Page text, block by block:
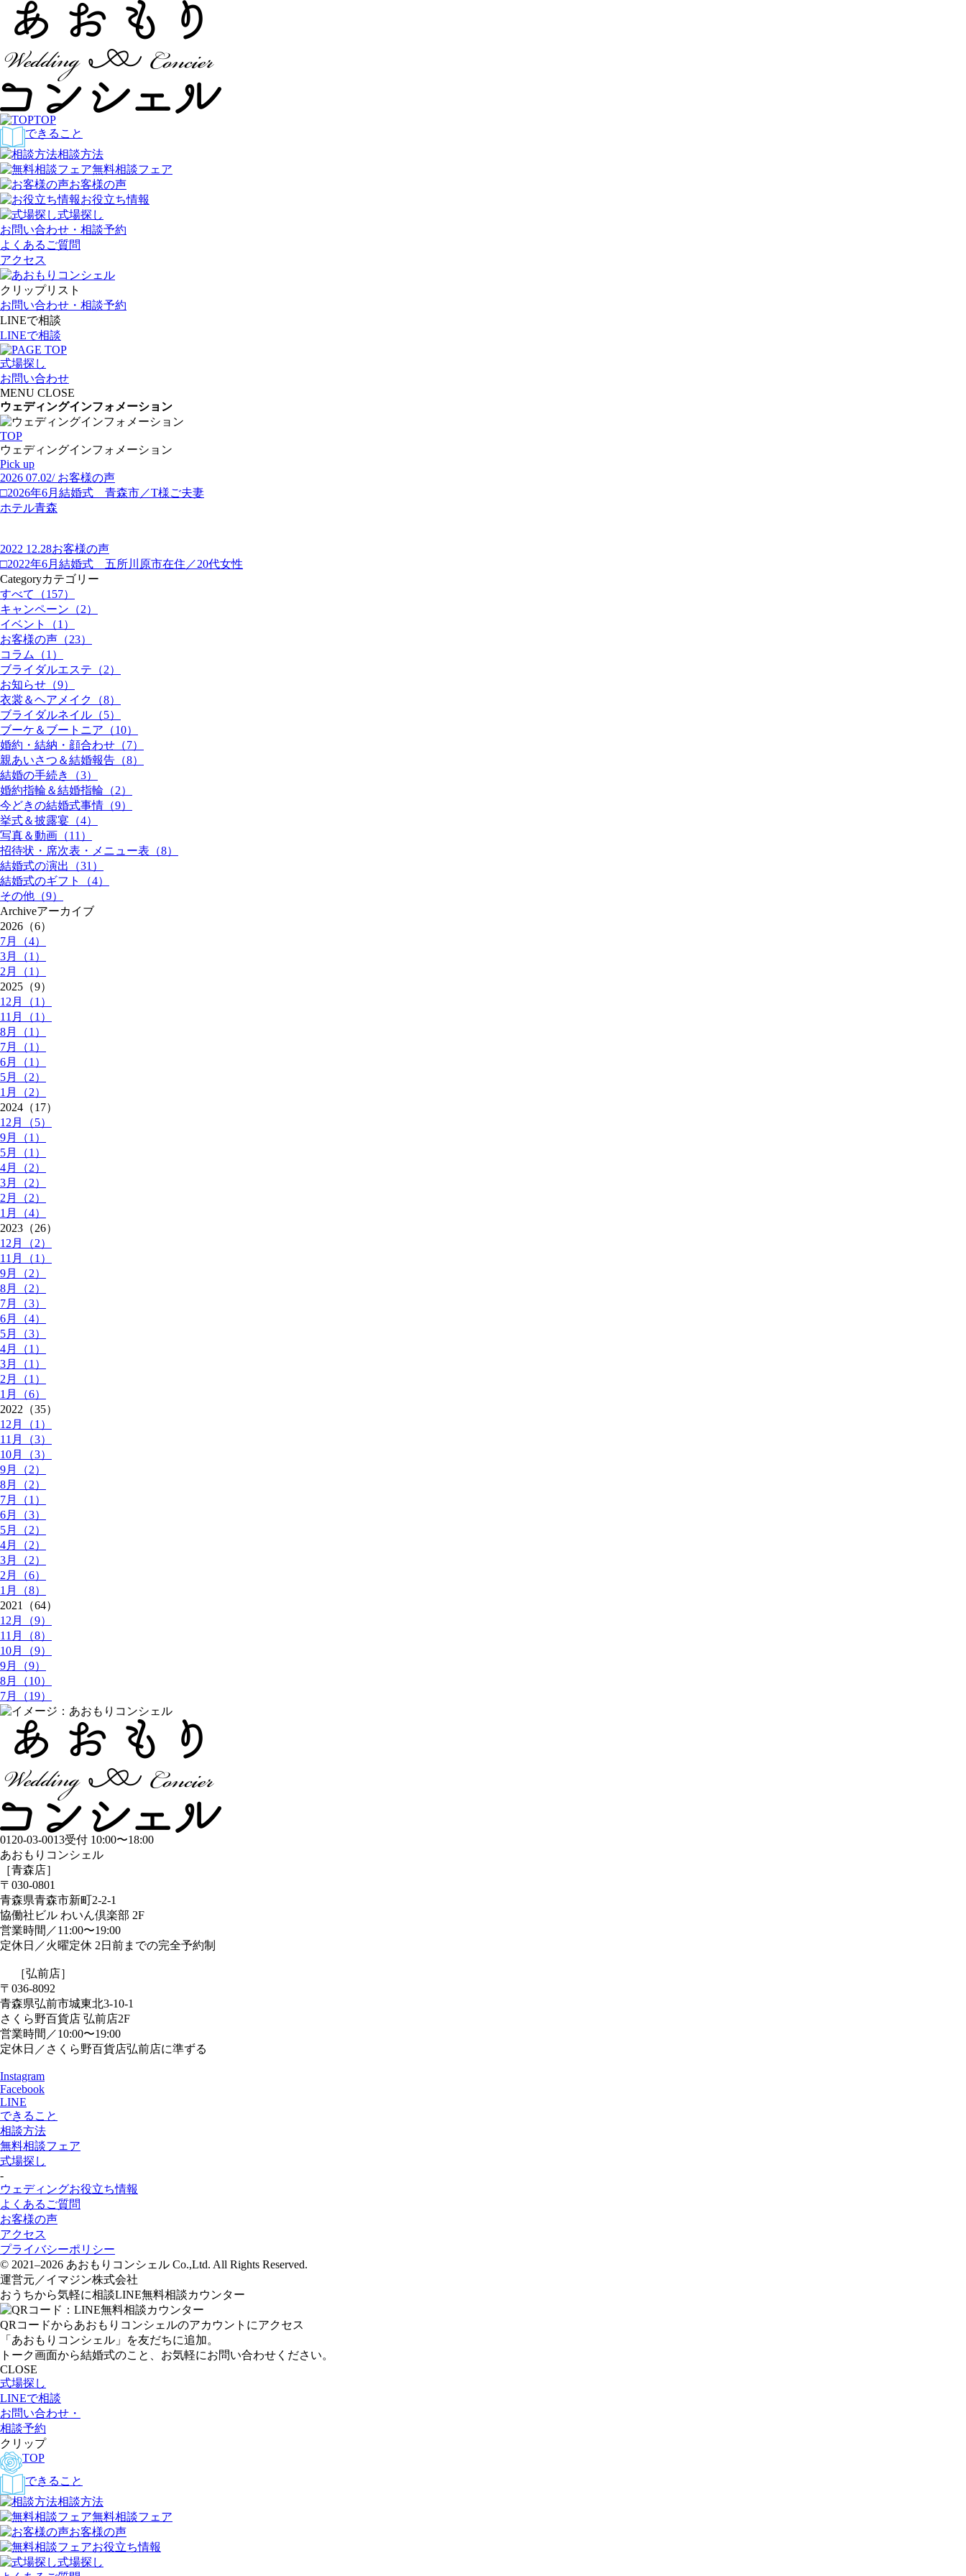
TOP
できること
相談方法
無料相談フェア
お客様の声
お役立ち情報
式場探し
お問い合わせ・相談予約
よくあるご質問
アクセス
クリップリスト
お問い合わせ・相談予約
LINEで相談
LINEで相談
式場探し
お問い合わせ
MENU CLOSE
ウェディングインフォメーション
TOP
ウェディングインフォメーション
Pick up
2026 07.02/ お客様の声
□2026年6月結婚式 青森市／T様ご夫妻
ホテル青森
2022 12.28お客様の声
□2022年6月結婚式 五所川原市在住／20代女性
Categoryカテゴリー
すべて（157）
キャンペーン（2）
イベント（1）
お客様の声（23）
コラム（1）
ブライダルエステ（2）
お知らせ（9）
衣裳＆ヘアメイク（8）
ブライダルネイル（5）
ブーケ＆ブートニア（10）
婚約・結納・顔合わせ（7）
親あいさつ＆結婚報告（8）
結婚の手続き（3）
婚約指輪＆結婚指輪（2）
今どきの結婚式事情（9）
挙式＆披露宴（4）
写真＆動画（11）
招待状・席次表・メニュー表（8）
結婚式の演出（31）
結婚式のギフト（4）
その他（9）
Archiveアーカイブ
2026（6）
7月（4）
3月（1）
2月（1）
2025（9）
12月（1）
11月（1）
8月（1）
7月（1）
6月（1）
5月（2）
1月（2）
2024（17）
12月（5）
9月（1）
5月（1）
4月（2）
3月（2）
2月（2）
1月（4）
2023（26）
12月（2）
11月（1）
9月（2）
8月（2）
7月（3）
6月（4）
5月（3）
4月（1）
3月（1）
2月（1）
1月（6）
2022（35）
12月（1）
11月（3）
10月（3）
9月（2）
8月（2）
7月（1）
6月（3）
5月（2）
4月（2）
3月（2）
2月（6）
1月（8）
2021（64）
12月（9）
11月（8）
10月（9）
9月（9）
8月（10）
7月（19）
0120-03-0013受付 10:00〜18:00
あおもりコンシェル
［青森店］
〒030-0801
青森県青森市新町2-2-1
協働社ビル わいん倶楽部 2F
営業時間／11:00〜19:00
定休日／火曜定休 2日前までの完全予約制
［弘前店］
〒036-8092
青森県弘前市城東北3-10-1
さくら野百貨店 弘前店2F
営業時間／10:00〜19:00
定休日／さくら野百貨店弘前店に準ずる
Instagram
Facebook
LINE
できること
相談方法
無料相談フェア
式場探し
-
ウェディングお役立ち情報
よくあるご質問
お客様の声
アクセス
プライバシーポリシー
© 2021–2026 あおもりコンシェル Co.,Ltd. All Rights Reserved.
運営元／イマジン株式会社
おうちから気軽に相談LINE無料相談カウンター
QRコードからあおもりコンシェルのアカウントにアクセス
「あおもりコンシェル」を友だちに追加。
トーク画面から結婚式のこと、お気軽にお問い合わせください。
CLOSE
式場探し
LINEで相談
お問い合わせ・
相談予約
クリップ
TOP
できること
相談方法
無料相談フェア
お客様の声
お役立ち情報
式場探し